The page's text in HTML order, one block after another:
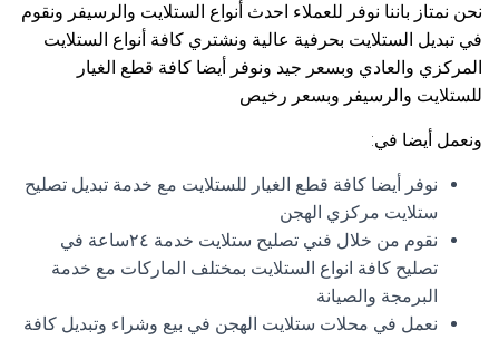
نحن نمتاز باننا نوفر للعملاء احدث أنواع الستلايت والرسيفر ونقوم
في تبديل الستلايت بحرفية عالية ونشتري كافة أنواع الستلايت
المركزي والعادي وبسعر جيد ونوفر أيضا كافة قطع الغيار
للستلايت والرسيفر وبسعر رخيص
ونعمل أيضا في:
نوفر أيضا كافة قطع الغيار للستلايت مع خدمة تبديل تصليح
ستلايت مركزي الهجن
نقوم من خلال فني تصليح ستلايت خدمة ٢٤ساعة في
تصليح كافة انواع الستلايت بمختلف الماركات مع خدمة
البرمجة والصيانة
نعمل في محلات ستلايت الهجن في بيع وشراء وتبديل كافة